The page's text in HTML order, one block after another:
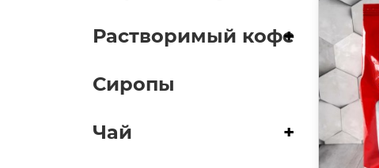
Растворимый кофе
+
Сиропы
Чай +